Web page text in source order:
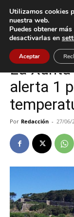
Inicio Oia
Oia
La
alerta 1
Por Redacción - 27/06/
Utilizamos cookies
nuestra web.
Puedes obtener
desactivarlas en
Aceptar